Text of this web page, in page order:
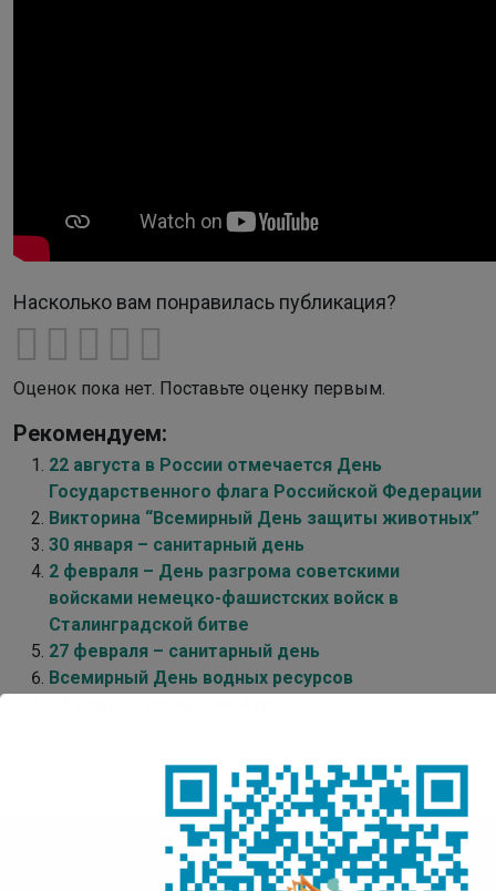
Насколько вам понравилась публикация?
Оценок пока нет. Поставьте оценку первым.
Рекомендуем:
22 августа в России отмечается День
Государственного флага Российской Федерации
Викторина “Всемирный День защиты животных”
30 января – санитарный день
2 февраля – День разгрома советскими
войсками немецко-фашистских войск в
Сталинградской битве
27 февраля – санитарный день
Всемирный День водных ресурсов
Детская Точка Кипения